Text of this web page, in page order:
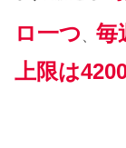
ロ一つ
毎
上限は